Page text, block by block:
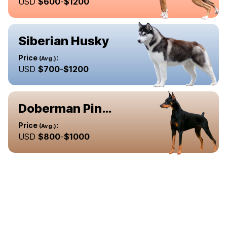
Siberian Husky
Price (Avg.):
USD $700-$1200
Doberman Pinscher
Price (Avg.):
USD $800-$1000